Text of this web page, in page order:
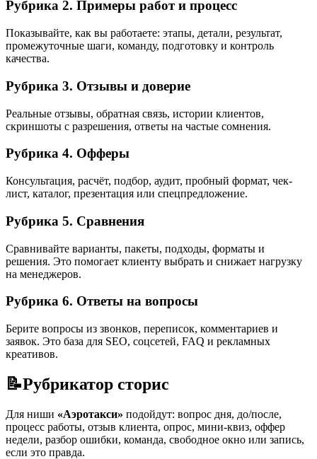
Рубрика 2. Примеры работ и процесс
Показывайте, как вы работаете: этапы, детали, результат,
промежуточные шаги, команду, подготовку и контроль
качества.
Рубрика 3. Отзывы и доверие
Реальные отзывы, обратная связь, истории клиентов,
скриншоты с разрешения, ответы на частые сомнения.
Рубрика 4. Офферы
Консультация, расчёт, подбор, аудит, пробный формат, чек-
лист, каталог, презентация или спецпредложение.
Рубрика 5. Сравнения
Сравнивайте варианты, пакеты, подходы, форматы и
решения. Это помогает клиенту выбрать и снижает нагрузку
на менеджеров.
Рубрика 6. Ответы на вопросы
Берите вопросы из звонков, переписок, комментариев и
заявок. Это база для SEO, соцсетей, FAQ и рекламных
креативов.
📝Рубрикатор сторис
Для ниши «Аэротакси» подойдут: вопрос дня, до/после,
процесс работы, отзыв клиента, опрос, мини-квиз, оффер
недели, разбор ошибки, команда, свободное окно или запись,
если это правда.